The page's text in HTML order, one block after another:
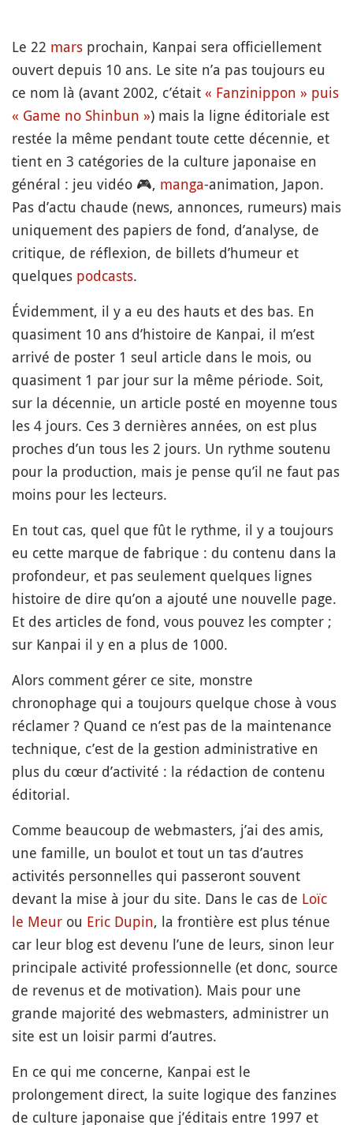
Le 22 mars prochain, Kanpai sera officiellement
ouvert depuis 10 ans. Le site n’a pas toujours eu
ce nom là (avant 2002, c’était « Fanzinippon » puis
« Game no Shinbun ») mais la ligne éditoriale est
restée la même pendant toute cette décennie, et
tient en 3 catégories de la culture japonaise en
général : jeu vidéo 🎮, manga-animation, Japon.
Pas d’actu chaude (news, annonces, rumeurs) mais
uniquement des papiers de fond, d’analyse, de
critique, de réflexion, de billets d’humeur et
quelques podcasts.
Évidemment, il y a eu des hauts et des bas. En
quasiment 10 ans d’histoire de Kanpai, il m’est
arrivé de poster 1 seul article dans le mois, ou
quasiment 1 par jour sur la même période. Soit,
sur la décennie, un article posté en moyenne tous
les 4 jours. Ces 3 dernières années, on est plus
proches d’un tous les 2 jours. Un rythme soutenu
pour la production, mais je pense qu’il ne faut pas
moins pour les lecteurs.
En tout cas, quel que fût le rythme, il y a toujours
eu cette marque de fabrique : du contenu dans la
profondeur, et pas seulement quelques lignes
histoire de dire qu’on a ajouté une nouvelle page.
Et des articles de fond, vous pouvez les compter ;
sur Kanpai il y en a plus de 1000.
Alors comment gérer ce site, monstre
chronophage qui a toujours quelque chose à vous
réclamer ? Quand ce n’est pas de la maintenance
technique, c’est de la gestion administrative en
plus du cœur d’activité : la rédaction de contenu
éditorial.
Comme beaucoup de webmasters, j’ai des amis,
une famille, un boulot et tout un tas d’autres
activités personnelles qui passeront souvent
devant la mise à jour du site. Dans le cas de Loïc
le Meur ou Eric Dupin, la frontière est plus ténue
car leur blog est devenu l’une de leurs, sinon leur
principale activité professionnelle (et donc, source
de revenus et de motivation). Mais pour une
grande majorité des webmasters, administrer un
site est un loisir parmi d’autres.
En ce qui me concerne, Kanpai est le
prolongement direct, la suite logique des fanzines
de culture japonaise que j’éditais entre 1997 et